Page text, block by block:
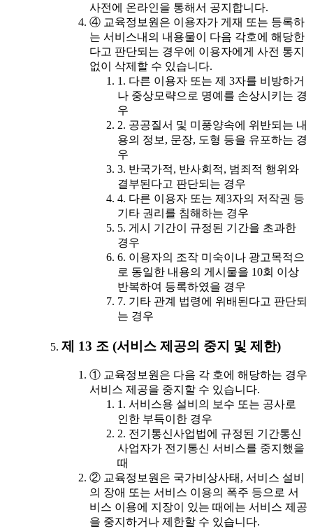
사전에 온라인을 통해서 공지합니다.
④ 교육정보원은 이용자가 게재 또는 등록하
는 서비스내의 내용물이 다음 각호에 해당한
다고 판단되는 경우에 이용자에게 사전 통지
없이 삭제할 수 있습니다.
1. 다른 이용자 또는 제 3자를 비방하거
나 중상모략으로 명예를 손상시키는 경
우
2. 공공질서 및 미풍양속에 위반되는 내
용의 정보, 문장, 도형 등을 유포하는 경
우
3. 반국가적, 반사회적, 범죄적 행위와
결부된다고 판단되는 경우
4. 다른 이용자 또는 제3자의 저작권 등
기타 권리를 침해하는 경우
5. 게시 기간이 규정된 기간을 초과한
경우
6. 이용자의 조작 미숙이나 광고목적으
로 동일한 내용의 게시물을 10회 이상
반복하여 등록하였을 경우
7. 기타 관계 법령에 위배된다고 판단되
는 경우
제 13 조 (서비스 제공의 중지 및 제한)
① 교육정보원은 다음 각 호에 해당하는 경우
서비스 제공을 중지할 수 있습니다.
1. 서비스용 설비의 보수 또는 공사로
인한 부득이한 경우
2. 전기통신사업법에 규정된 기간통신
사업자가 전기통신 서비스를 중지했을
때
② 교육정보원은 국가비상사태, 서비스 설비
의 장애 또는 서비스 이용의 폭주 등으로 서
비스 이용에 지장이 있는 때에는 서비스 제공
을 중지하거나 제한할 수 있습니다.